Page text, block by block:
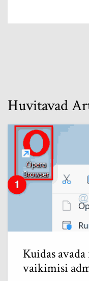
Huvitavad
Kuidas
vaikimisi